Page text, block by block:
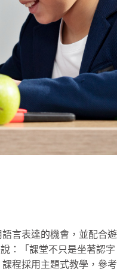
言表達的機會，並配合
：「課堂不只是坐著認
程採用主題式教學，參